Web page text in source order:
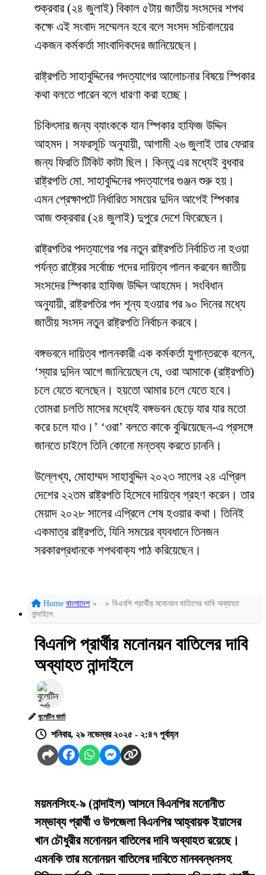
শুক্রবার (২৪ জুলাই) বিকাল ৫টায় জাতীয় সংসদের শপথ
কক্ষে এই সংবাদ সম্মেলন হবে বলে সংসদ সচিবালয়ের
একজন কর্মকর্তা সাংবাদিকদের জানিয়েছেন।
রাষ্ট্রপতি সাহাবুদ্দিনের পদত্যাগের আলোচনার বিষয়ে স্পিকার
কথা বলতে পারেন বলে ধারণা করা হচ্ছে।
চিকিৎসার জন্য ব্যাংককে যান স্পিকার হাফিজ উদ্দিন
আহমদ। সফরসূচি অনুযায়ী, আগামী ২৬ জুলাই তার ফেরার
জন্য ফিরতি টিকিট কাটা ছিল। কিন্তু এর মধ্যেই বুধবার
রাষ্ট্রপতি মো. সাহাবুদ্দিনের পদত্যাগের গুঞ্জন শুরু হয়।
এমন প্রেক্ষাপটে নির্ধারিত সময়ের দুদিন আগেই স্পিকার
আজ শুক্রবার (২৪ জুলাই) দুপুরে দেশে ফিরেছেন।
রাষ্ট্রপতির পদত্যাগের পর নতুন রাষ্ট্রপতি নির্বাচিত না হওয়া
পর্যন্ত রাষ্ট্রের সর্বোচ্চ পদের দায়িত্ব পালন করবেন জাতীয়
সংসদের স্পিকার হাফিজ উদ্দিন আহমেদ। সংবিধান
অনুযায়ী, রাষ্ট্রপতির পদ শূন্য হওয়ার পর ৯০ দিনের মধ্যে
জাতীয় সংসদ নতুন রাষ্ট্রপতি নির্বাচন করবে।
বঙ্গভবনে দায়িত্ব পালনকারী এক কর্মকর্তা যুগান্তরকে বলেন,
‘স্যার দুদিন আগে জানিয়েছেন যে, ওরা আমাকে (রাষ্ট্রপতি)
চলে যেতে বলেছেন। হয়তো আমার চলে যেতে হবে।
তোমরা চলতি মাসের মধ্যেই বঙ্গভবন ছেড়ে যার যার মতো
করে চলে যাও।’ ‘ওরা’ বলতে কাকে বুঝিয়েছেন-এ প্রসঙ্গে
জানতে চাইলে তিনি কোনো মন্তব্য করতে চাননি।
উল্লেখ্য, মোহাম্মদ সাহাবুদ্দিন ২০২৩ সালের ২৪ এপ্রিল
দেশের ২২তম রাষ্ট্রপতি হিসেবে দায়িত্ব গ্রহণ করেন। তার
মেয়াদ ২০২৮ সালের এপ্রিলে শেষ হওয়ার কথা। তিনিই
একমাত্র রাষ্ট্রপতি, যিনি সময়ের ব্যবধানে তিনজন
সরকারপ্রধানকে শপথবাক্য পাঠ করিয়েছেন।
Home বাংলাদেশ » » বিএনপি প্রার্থীর মনোনয়ন বাতিলের দাবি অব্যাহত
নান্দাইলে
বিএনপি প্রার্থীর মনোনয়ন বাতিলের দাবি
অব্যাহত নান্দাইলে
বুলেটিন বার্তা
শনিবার, ২৯ নভেম্বর ২০২৫ - ২:৪৭ পূর্বাহ্ন
ময়মনসিংহ-৯ (নান্দাইল) আসনে বিএনপির মনোনীত
সম্ভাব্য প্রার্থী ও উপজেলা বিএনপির আহ্বায়ক ইয়াসের
খান চৌধুরীর মনোনয়ন বাতিলের দাবি অব্যাহত রয়েছে।
এমনকি তার মনোনয়ন বাতিলের দাবিতে মানববন্ধনসহ